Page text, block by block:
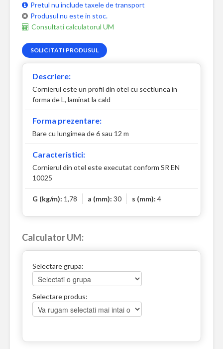
Pretul nu include taxele de transport
Produsul nu este in stoc.
Consultati calculatorul UM
SOLICITATI PRODUSUL
Descriere:
Cornierul este un profil din otel cu sectiunea in
forma de L, laminat la cald
Forma prezentare:
Bare cu lungimea de 6 sau 12 m
Caracteristici:
Cornierul din otel este executat conform SR EN
10025
G (kg/m): 1,78 a (mm): 30 s (mm): 4
Calculator UM:
Selectare grupa:
Selectare produs: